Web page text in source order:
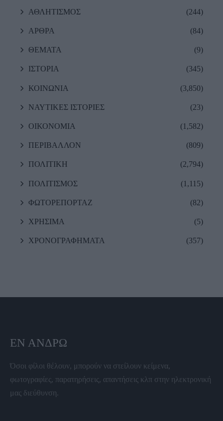
ΑΘΛΗΤΙΣΜΟΣ (244)
ΑΡΘΡΑ (84)
ΘΕΜΑΤΑ (9)
ΙΣΤΟΡΙΑ (345)
ΚΟΙΝΩΝΙΑ (3,850)
ΝΑΥΤΙΚΕΣ ΙΣΤΟΡΙΕΣ (23)
ΟΙΚΟΝΟΜΙΑ (1,582)
ΠΕΡΙΒΑΛΛΟΝ (809)
ΠΟΛΙΤΙΚΗ (2,794)
ΠΟΛΙΤΙΣΜΟΣ (1,115)
ΦΩΤΟΡΕΠΟΡΤΑΖ (82)
ΧΡΗΣΙΜΑ (5)
ΧΡΟΝΟΓΡΑΦΗΜΑΤΑ (357)
ΕΝ ΆΝΔΡΩ
Όσοι φίλοι θέλουν, μπορούν να στείλουν κείμενα,
φωτογραφίες, παρατηρήσεις, απαντήσεις κλπ στην ηλεκτρονική
μας διεύθυνση.